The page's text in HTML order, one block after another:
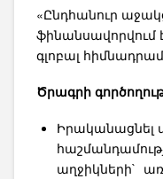
«Ընդհանուր
ֆինանսավորվում
գլոբալ
Ծրագրի
Իրականացնել
աղջիկների`